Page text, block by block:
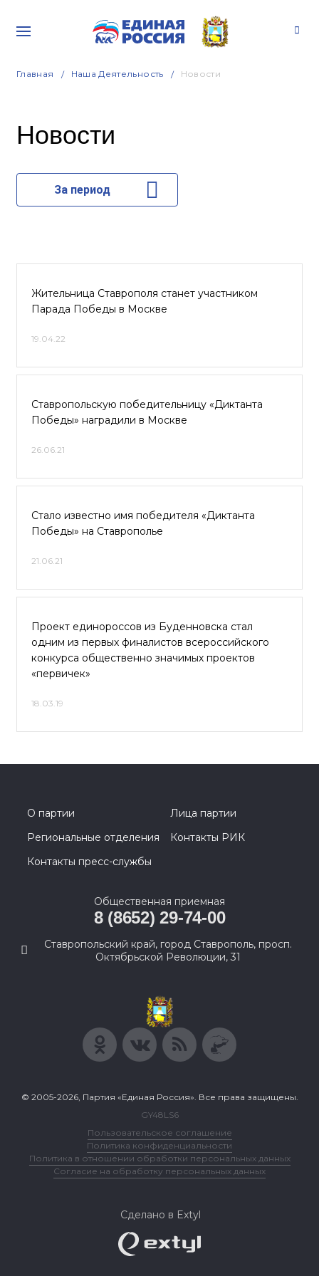
Главная Наша Деятельность Новости
Новости
За период
Жительница Ставрополя станет участником
Парада Победы в Москве
19.04.22
Ставропольскую победительницу «Диктанта
Победы» наградили в Москве
26.06.21
Стало известно имя победителя «Диктанта
Победы» на Ставрополье
21.06.21
Проект единороссов из Буденновска стал
одним из первых финалистов всероссийского
конкурса общественно значимых проектов
«первичек»
18.03.19
О партии
Лица партии
Региональные отделения
Контакты РИК
Контакты пресс-службы
Общественная приемная
8 (8652) 29-74-00
Ставропольский край, город Ставрополь, просп.
Октябрьской Революции, 31
© 2005-2026, Партия «Единая Россия». Все права защищены.
GY48LS6
Пользовательское соглашение
Политика конфиденциальности
Политика в отношении обработки персональных данных
Согласие на обработку персональных данных
Сделано в Extyl